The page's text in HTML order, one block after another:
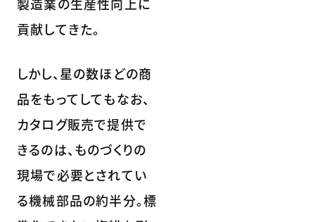
貢献してきた。
しかし、星の数ほどの商
品をもってしてもなお、
カタログ販売で提供で
きるのは、ものづくりの
現場で必要とされてい
る機械部品の約半分。標